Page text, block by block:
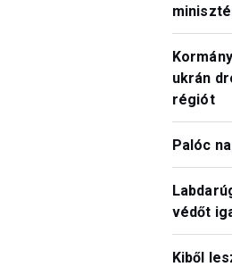
ukrán
régiót
Palóc
védőt
Kiből